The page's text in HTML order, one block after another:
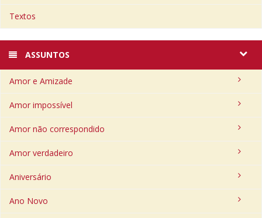
Textos
ASSUNTOS
Amor e Amizade
Amor impossível
Amor não correspondido
Amor verdadeiro
Aniversário
Ano Novo